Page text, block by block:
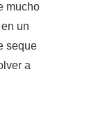
mucho
un
seque
a